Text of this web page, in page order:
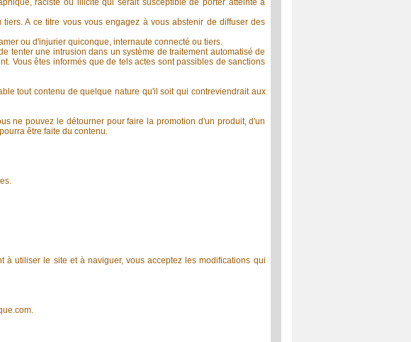
raciste ou illicite qui serait susceptible de porter atteinte à
A ce titre vous vous engagez à vous abstenir de diffuser des
ou d'injurier quiconque, internaute connecté ou tiers.
tenter une intrusion dans un système de traitement automatisé de
Vous êtes informés que de tels actes sont passibles de sanctions
tout contenu de quelque nature qu'il soit qui contreviendrait aux
ne pouvez le détourner pour faire la promotion d'un produit, d'un
être faite du contenu.
à utiliser le site et à naviguer, vous acceptez les modifications qui